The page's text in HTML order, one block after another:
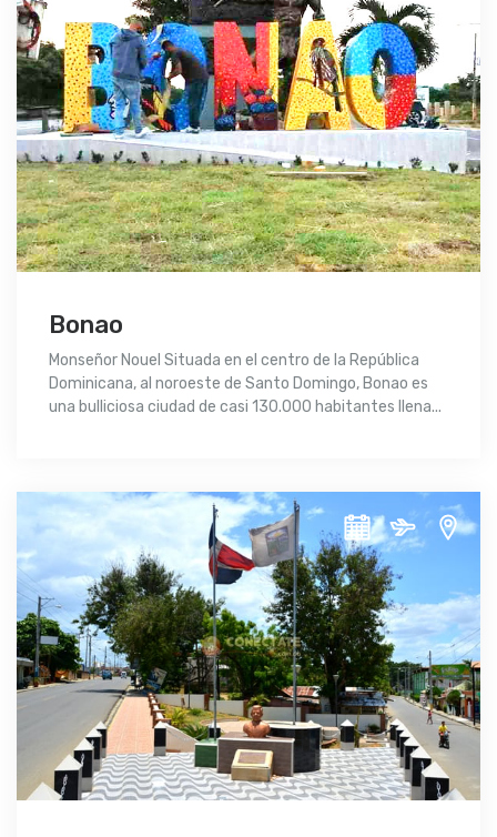
Bonao
Monseñor Nouel Situada en el centro de la República
Dominicana, al noroeste de Santo Domingo, Bonao es
una bulliciosa ciudad de casi 130.000 habitantes llena...